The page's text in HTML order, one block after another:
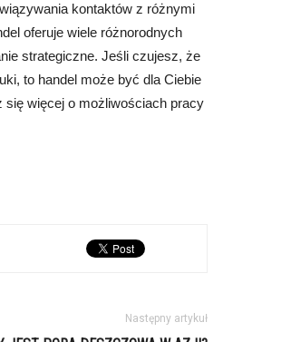
kontaktów z różnymi
oferuje wiele różnorodnych
strategiczne. Jeśli czujesz, że
to handel może być dla Ciebie
się więcej o możliwościach pracy
Następny artykuł